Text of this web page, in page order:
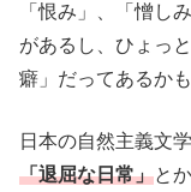
「恨み」、「憎し
があるし、ひょっ
癖」だってあるかも
日本の自然主義文
「退屈な日常」とか